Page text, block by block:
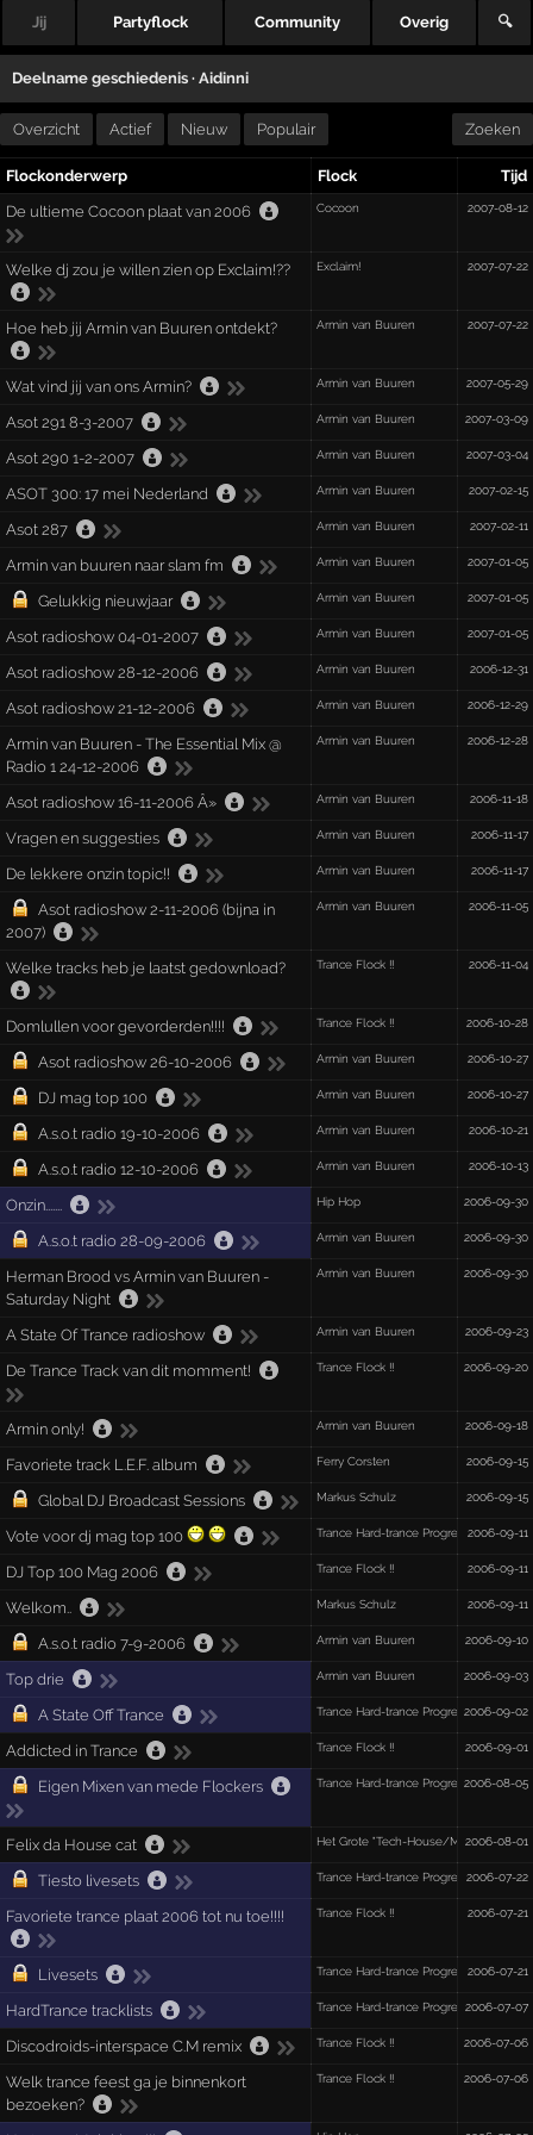
Jij Partyflock Community Overig 🔍
Deelname geschiedenis ·Aidinni
Overzicht Actief Nieuw Populair Zoeken
Flockonderwerp Flock
Tijd
De ultieme Cocoon plaat van 2006
Cocoon 2007-08-12
Welke dj zou je willen zien op Exclaim!?? Exclaim! 2007-07-22
Hoe heb jij Armin van Buuren ontdekt? Armin van Buuren 2007-07-22
Wat vind jij van ons Armin? Armin van Buuren 2007-05-29
Asot 291 8-3-2007 Armin van Buuren 2007-03-09
Asot 290 1-2-2007 Armin van Buuren 2007-03-04
ASOT 300: 17 mei Nederland Armin van Buuren 2007-02-15
Asot 287 Armin van Buuren 2007-02-11
Armin van buuren naar slam fm Armin van Buuren 2007-01-05
Gelukkig nieuwjaar Armin van Buuren 2007-01-05
Asot radioshow 04-01-2007 Armin van Buuren 2007-01-05
Asot radioshow 28-12-2006 Armin van Buuren 2006-12-31
Asot radioshow 21-12-2006 Armin van Buuren 2006-12-29
Armin van Buuren - The Essential Mix @
Radio 1 24-12-2006
Armin van Buuren 2006-12-28
Asot radioshow 16-11-2006 Â» Armin van Buuren 2006-11-18
Vragen en suggesties Armin van Buuren 2006-11-17
De lekkere onzin topic!! Armin van Buuren 2006-11-17
Asot radioshow 2-11-2006 (bijna in
2007)
Armin van Buuren 2006-11-05
Welke tracks heb je laatst gedownload? Trance Flock !! 2006-11-04
Domlullen voor gevorderden!!!! Trance Flock !! 2006-10-28
Asot radioshow 26-10-2006 Armin van Buuren 2006-10-27
DJ mag top 100 Armin van Buuren 2006-10-27
A.s.o.t radio 19-10-2006 Armin van Buuren 2006-10-21
A.s.o.t radio 12-10-2006 Armin van Buuren 2006-10-13
Onzin....... Hip Hop 2006-09-30
A.s.o.t radio 28-09-2006 Armin van Buuren 2006-09-30
Herman Brood vs Armin van Buuren -
Saturday Night
Armin van Buuren 2006-09-30
A State Of Trance radioshow Armin van Buuren 2006-09-23
De Trance Track van dit momment! Trance Flock !! 2006-09-20
Armin only! Armin van Buuren 2006-09-18
Favoriete track L.E.F. album Ferry Corsten 2006-09-15
Global DJ Broadcast Sessions Markus Schulz 2006-09-15
Vote voor dj mag top 100 Trance Hard-trance Progressive Liveset
2006-09-11
DJ Top 100 Mag 2006 Trance Flock !! 2006-09-11
Welkom.. Markus Schulz 2006-09-11
A.s.o.t radio 7-9-2006 Armin van Buuren 2006-09-10
Top drie Armin van Buuren 2006-09-03
A State Off Trance Trance Hard-trance Progressive Liveset
2006-09-02
Addicted in Trance Trance Flock !! 2006-09-01
Eigen Mixen van mede Flockers Trance Hard-trance Progressive Liveset
2006-08-05
Felix da House cat Het Grote "Tech-House/Minimal/2006-08-01
Tiesto livesets Trance Hard-trance Progressive Liveset
2006-07-22
Favoriete trance plaat 2006 tot nu toe!!!! Trance Flock !! 2006-07-21
Livesets Trance Hard-trance Progressive Liveset
2006-07-21
HardTrance tracklists Trance Hard-trance Progressive Liveset
2006-07-07
Discodroids-interspace C.M remix Trance Flock !! 2006-07-06
Welk trance feest ga je binnenkort
bezoeken?
Trance Flock !! 2006-07-06